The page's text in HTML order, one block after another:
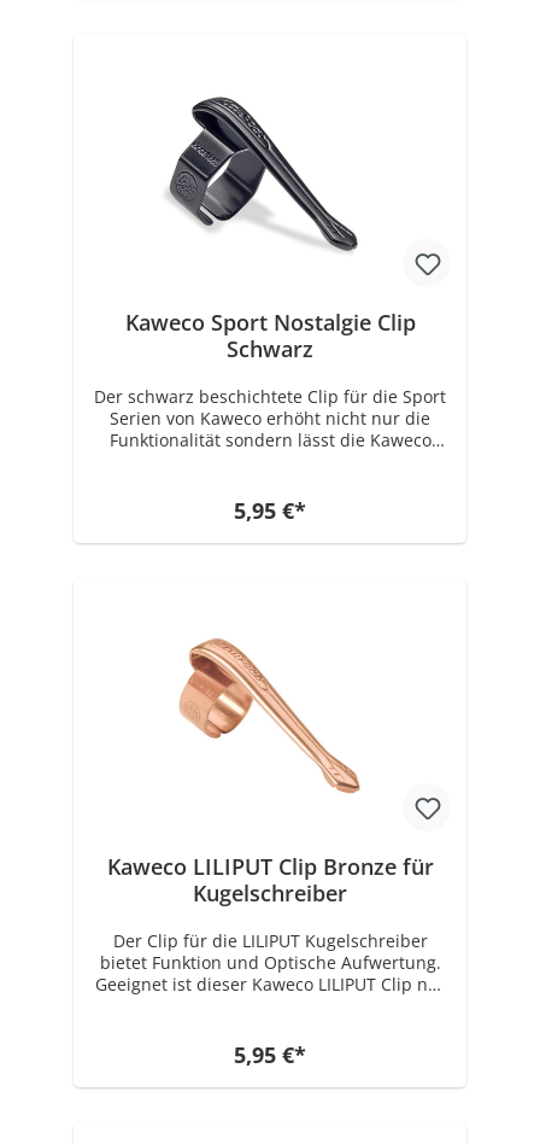
Kaweco Sport Nostalgie Clip
Schwarz
Der schwarz beschichtete Clip für die Sport
Serien von Kaweco erhöht nicht nur die
Funktionalität sondern lässt die Kaweco
für alle Stifte folgender Serien: Kaweco
CLASSIC Sport, Kaweco ICE Sport, Kaweco
SKYLINE Sport, Kaweco AL Sport, Kaweco AL
Vorlage für alle heutigen Sport Modelle
dient, hatte wie die heutigen Modelle auch
keinen Clip. Den Clip gibt es erst seit ca.
1998 als "Aufschiebeclip" zusätzlich als
extra Accessoire dazu.
5,95 €*
Kaweco LILIPUT Clip Bronze für
Kugelschreiber
Der Clip für die LILIPUT Kugelschreiber
bietet Funktion und Optische Aufwertung.
Geeignet ist dieser Kaweco LILIPUT Clip nur
Kappenkugelschreiber gibt es einen Clip in
einer anderen Größe. Der Clip ist aus roher
Bronze gefertigt und nicht beschichtet. Der
5,95 €*